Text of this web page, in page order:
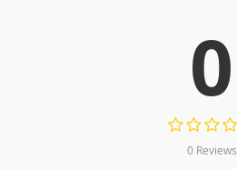
0
0 Reviews